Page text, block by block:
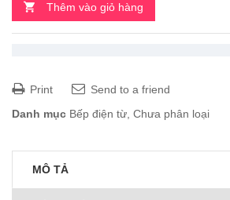
Thêm vào giỏ hàng
Print
Send to a friend
Danh mục Bếp điện từ, Chưa phân loại
MÔ TẢ